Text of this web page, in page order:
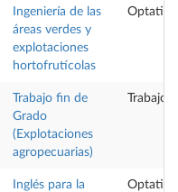
Ingeniería de las
áreas verdes y
explotaciones
hortofrutícolas
Optativa
Trabajo fin de
Grado
(Explotaciones
agropecuarias)
Trabajo
Inglés para la
Optativa